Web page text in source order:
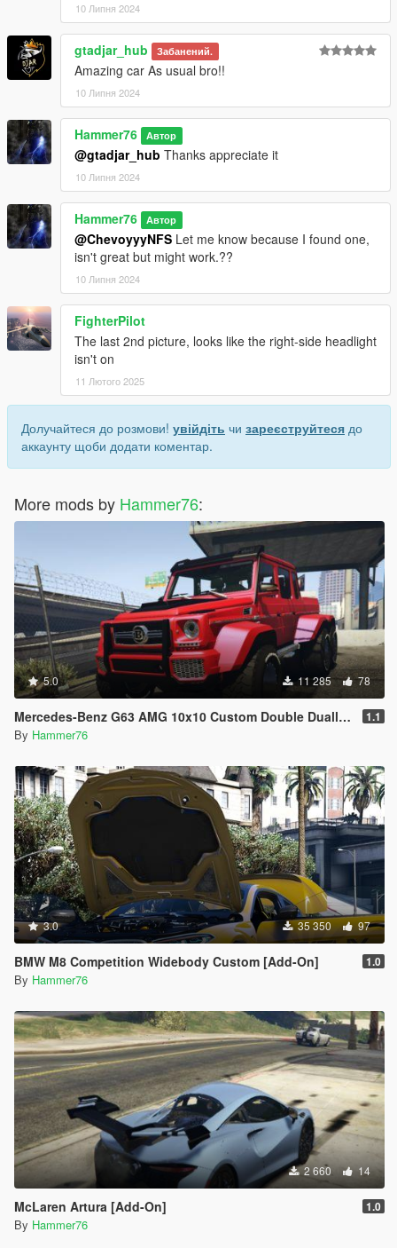
10 Липня 2024
gtadjar_hub Забанений.
Amazing car As usual bro!!
10 Липня 2024
Hammer76 Автор
@gtadjar_hub Thanks appreciate it
10 Липня 2024
Hammer76 Автор
@ChevoyyyNFS Let me know because I found one,
isn't great but might work.??
10 Липня 2024
FighterPilot
The last 2nd picture, looks like the right-side headlight
isn't on
11 Лютого 2025
Долучайтеся до розмови! увійдіть чи зареєструйтеся до
аккаунту щоби додати коментар.
More mods by Hammer76:
5.0 11 285 78
Mercedes-Benz G63 AMG 10x10 Custom Double Dually [Add-On] [Extras] 1.1
By Hammer76
3.0 35 350 97
BMW M8 Competition Widebody Custom [Add-On] 1.0
By Hammer76
2 660 14
McLaren Artura [Add-On] 1.0
By Hammer76